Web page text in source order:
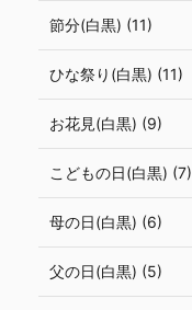
節分(白黒) (11)
ひな祭り(白黒) (11)
お花見(白黒) (9)
こどもの日(白黒) (7)
母の日(白黒) (6)
父の日(白黒) (5)